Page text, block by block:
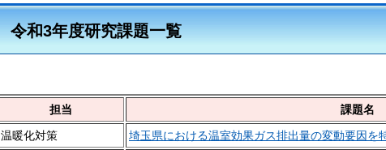
令和3年度研究課題一覧
担当 課題名
温暖化対策
埼玉県における温室効果ガス排出量の変動要因を